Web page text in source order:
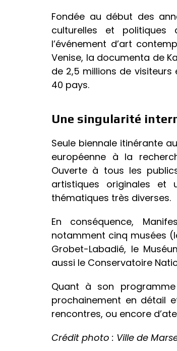
Fondée au début des
culturelles et politiques
l’événement d’art
Venise, la documenta de
de 2,5 millions de visiteurs
40 pays.
Une singularité
Seule biennale itinérante
européenne à la
Ouverte à tous les
artistiques originales et
thématiques très diverses.
En conséquence,
notamment cinq musées
Grobet-Labadié, le
aussi le Conservatoire
Quant à son
prochainement en détail
rencontres, ou encore
Crédit photo : Ville de